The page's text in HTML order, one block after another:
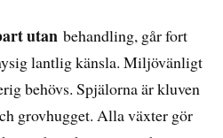
utan behandling, går fort
lantlig känsla. Miljövänligt
behövs. Spjälorna är kluven
grovhugget. Alla växter gör